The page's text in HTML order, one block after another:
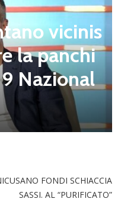
vicinis
la panchi
Nazional
FONDI SCHIACCIA
SASSI. AL “PURIFICATO”